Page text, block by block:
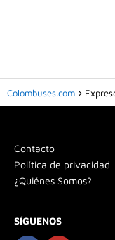
Colombuses.com
Contacto
Política de privacidad
¿Quiénes Somos?
SÍGUENOS